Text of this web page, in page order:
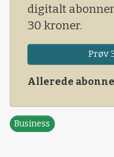
digitalt
30 kroner.
Prøv
Allerede
Business